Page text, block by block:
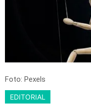
Foto: Pexels
EDITORIAL